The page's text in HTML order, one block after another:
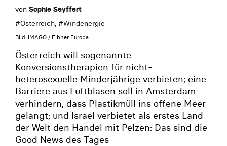
von Sophie Seyffert
#Österreich, #Windenergie
Bild: IMAGO / Eibner Europa
Österreich will sogenannte
Konversionstherapien für nicht-
heterosexuelle Minderjährige verbieten; eine
Barriere aus Luftblasen soll in Amsterdam
verhindern, dass Plastikmüll ins offene Meer
gelangt; und Israel verbietet als erstes Land
der Welt den Handel mit Pelzen: Das sind die
Good News des Tages